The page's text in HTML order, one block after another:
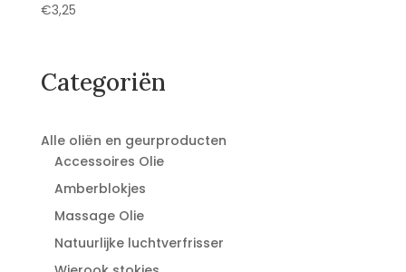
€3,25
Categoriën
Alle oliën en geurproducten
Accessoires Olie
Amberblokjes
Massage Olie
Natuurlijke luchtverfrisser